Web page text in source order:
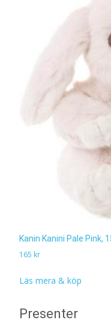
Kanin Kanini Pale Pink,
165 kr
Läs mera & köp
Presenter